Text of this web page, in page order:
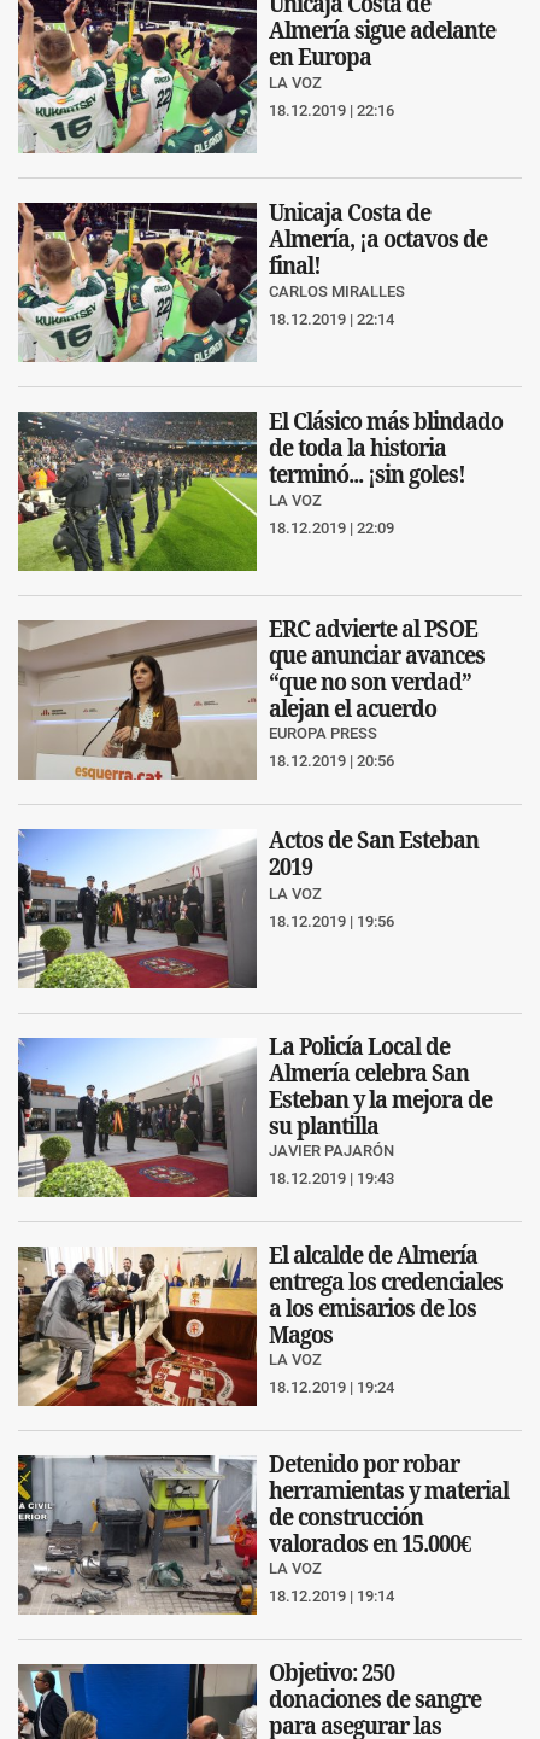
Almería sigue adelante
en Europa
LA VOZ
18.12.2019 | 22:16
Unicaja Costa de
Almería, ¡a octavos de
final!
CARLOS MIRALLES
18.12.2019 | 22:14
El Clásico más blindado
de toda la historia
terminó... ¡sin goles!
LA VOZ
18.12.2019 | 22:09
ERC advierte al PSOE
que anunciar avances
“que no son verdad”
alejan el acuerdo
EUROPA PRESS
18.12.2019 | 20:56
Actos de San Esteban
2019
LA VOZ
18.12.2019 | 19:56
La Policía Local de
Almería celebra San
Esteban y la mejora de
su plantilla
JAVIER PAJARÓN
18.12.2019 | 19:43
El alcalde de Almería
entrega los credenciales
a los emisarios de los
Magos
LA VOZ
18.12.2019 | 19:24
Detenido por robar
herramientas y material
de construcción
valorados en 15.000€
LA VOZ
18.12.2019 | 19:14
Objetivo: 250
donaciones de sangre
para asegurar las